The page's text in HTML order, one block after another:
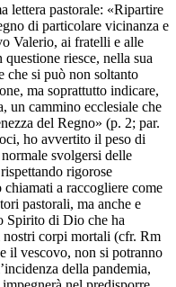
lettera pastorale: «Ripartire
di particolare vicinanza e
Valerio, ai fratelli e alle
riesce, nella sua
che si può non soltanto
ma soprattutto indicare,
un cammino ecclesiale che
del Regno» (p. 2; par.
ho avvertito il peso di
svolgersi delle
rigorose
a raccogliere come
pastorali, ma anche e
Spirito di Dio che ha
nostri corpi mortali (cfr. Rm
il vescovo, non si potranno
della pandemia,